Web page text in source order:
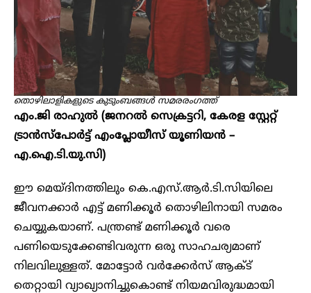
തൊഴിലാളികളുടെ കുടുംബങ്ങൾ സമരരം​ഗത്ത്
എം.ജി രാഹുൽ (ജനറൽ സെക്രട്ടറി, കേരള സ്റ്റേറ്റ്
ട്രാൻസ്പോർട്ട് എംപ്ലോയീസ് യൂണിയൻ –
എ.ഐ.ടി.യു.സി)
ഈ മെയ്ദിനത്തിലും കെ.എസ്.ആ‍‍ർ.ടി.സിയിലെ
ജീവനക്കാ‍ർ എട്ട് മണിക്കൂ‍ർ തൊഴിലിനായി സമരം
ചെയ്യുകയാണ്. പന്ത്രണ്ട് മണിക്കൂ‍ർ വരെ
പണിയെടുക്കേണ്ടിവരുന്ന ഒരു സാഹചര്യമാണ്
നിലവിലുള്ളത്. മോട്ടോ‍ർ വർക്കേർസ് ആക്ട്
തെറ്റായി വ്യാഖ്യാനിച്ചുകൊണ്ട് നിയമവിരുദ്ധമായി